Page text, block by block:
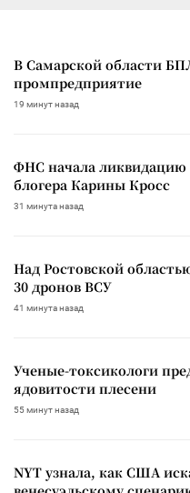
В Самарской области
промпредприятие
19 минут назад
ФНС начала
блогера Карины Кросс
31 минута назад
Над Ростовской
30 дронов ВСУ
41 минута назад
Ученые-токсикологи
ядовитости плесени
55 минут назад
NYT узнала, как США